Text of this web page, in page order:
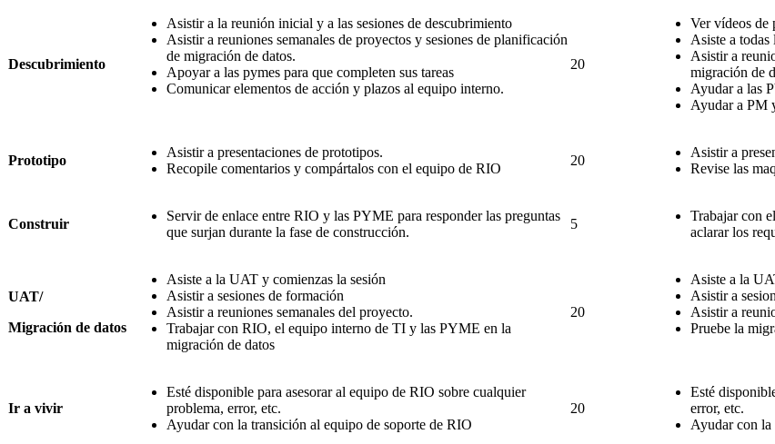
Descubrimiento
Asistir a la reunión inicial y a las sesiones de descubrimiento
Asistir a reuniones semanales de proyectos y sesiones de planificación
de migración de datos.
Apoyar a las pymes para que completen sus tareas
Comunicar elementos de acción y plazos al equipo interno.
20
Ver vídeos de
Asiste a todas
Asistir a
migración de
Ayudar a las
Ayudar a PM
Prototipo
Asistir a presentaciones de prototipos.
Recopile comentarios y compártalos con el equipo de RIO
20
Asistir a
Revise las
Construir
Servir de enlace entre RIO y las PYME para responder las preguntas
que surjan durante la fase de construcción.
5
Trabajar con
aclarar los
UAT/
Migración de datos
Asiste a la UAT y comienzas la sesión
Asistir a sesiones de formación
Asistir a reuniones semanales del proyecto.
Trabajar con RIO, el equipo interno de TI y las PYME en la
migración de datos
20
Asiste a la
Asistir a
Asistir a
Pruebe la
Ir a vivir
Esté disponible para asesorar al equipo de RIO sobre cualquier
problema, error, etc.
Ayudar con la transición al equipo de soporte de RIO
20
Esté
error, etc.
Ayudar con la